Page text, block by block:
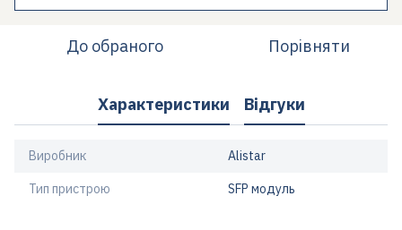
До обраного Порівняти
Характеристики Відгуки
Виробник Alistar
Тип пристрою SFP модуль